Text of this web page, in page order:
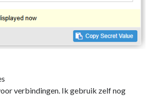
verbindingen. Ik gebruik zelf nog